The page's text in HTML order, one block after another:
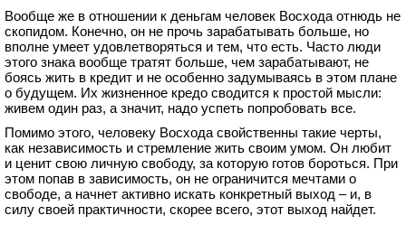
Вообще же в отношении к деньгам человек Восхода отнюдь не
скопидом. Конечно, он не прочь зарабатывать больше, но
вполне умеет удовлетворяться и тем, что есть. Часто люди
этого знака вообще тратят больше, чем зарабатывают, не
боясь жить в кредит и не особенно задумываясь в этом плане
о будущем. Их жизненное кредо сводится к простой мысли:
живем один раз, а значит, надо успеть попробовать все.
Помимо этого, человеку Восхода свойственны такие черты,
как независимость и стремление жить своим умом. Он любит
и ценит свою личную свободу, за которую готов бороться. При
этом попав в зависимость, он не ограничится мечтами о
свободе, а начнет активно искать конкретный выход – и, в
силу своей практичности, скорее всего, этот выход найдет.